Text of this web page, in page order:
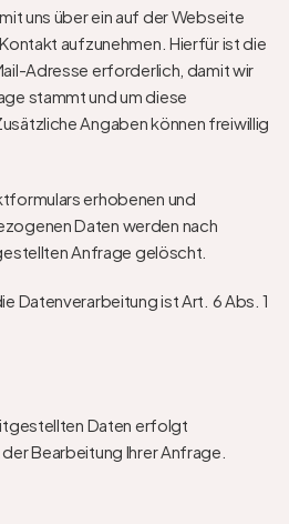
uns über ein auf der Webseite
aufzunehmen. Hierfür ist die
Adresse erforderlich, damit wir
stammt und um diese
Angaben können freiwillig
erhobenen und
Daten werden nach
Anfrage gelöscht.
Datenverarbeitung ist Art. 6 Abs. 1
Daten erfolgt
Bearbeitung Ihrer Anfrage.